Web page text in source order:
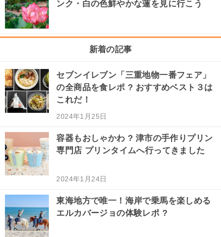
ンク・白の色鮮やかな蓮を見に行こう
新着の記事
セブンイレブン「三重地物一番フェア」
の全商品を食レポ ? おすすめベスト３は
これだ！
2024年1月25日
容器もおしゃかわ ? 津市の手作りプリン
専門店 プリンタイムへ行ってきました
2024年1月24日
東海地方で唯一！海岸で乗馬を楽しめる
エルカバージョの体験レポ ?